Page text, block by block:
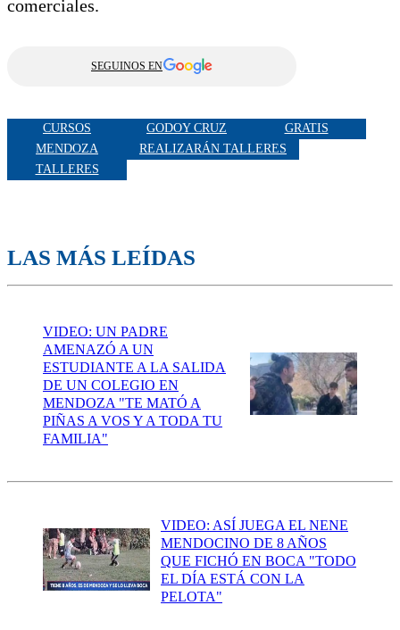
comerciales.
SEGUINOS EN
CURSOS GODOY CRUZ
GRATIS
MENDOZA
REALIZARÁN TALLERES
TALLERES
LAS MÁS LEÍDAS
VIDEO: UN PADRE
AMENAZÓ A UN
ESTUDIANTE A LA SALIDA
DE UN COLEGIO EN
MENDOZA "TE MATÓ A
PIÑAS A VOS Y A TODA TU
FAMILIA"
VIDEO: ASÍ JUEGA EL NENE
MENDOCINO DE 8 AÑOS
QUE FICHÓ EN BOCA "TODO
EL DÍA ESTÁ CON LA
PELOTA"